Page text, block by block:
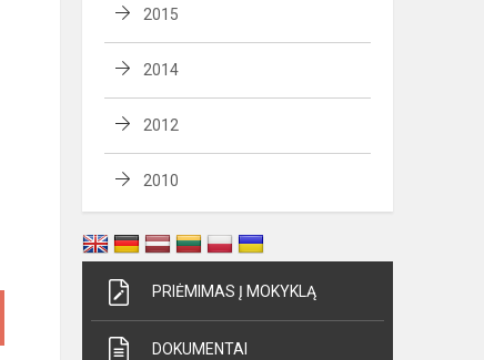
2015
2014
2012
2010
PRIĖMIMAS Į MOKYKLĄ
DOKUMENTAI